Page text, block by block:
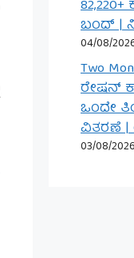
ಬಂದ್ |
04/08/
Two
ರೇಷನ್
ಒಂದೇ
ವಿತರಣೆ |
03/08/2026